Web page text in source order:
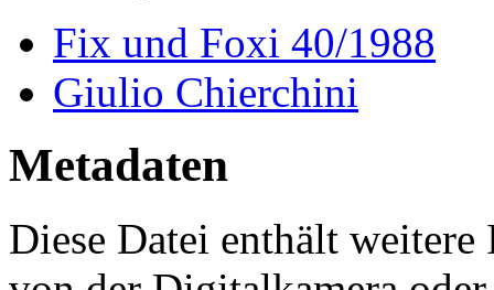
Fix und Foxi 40/1988
Giulio Chierchini
Metadaten
Diese Datei enthält